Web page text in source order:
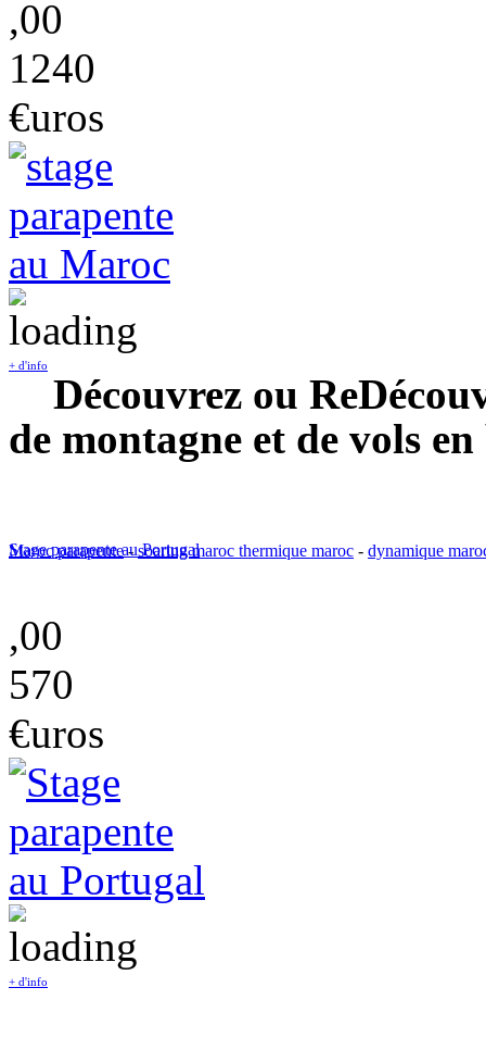
,00
1240
€uros
+ d'info
Découvrez ou
de montagne et de vols
Maroc parapente-soaring maroc thermique maroc - dynamique
Stage parapente au Portugal
,00
570
€uros
+ d'info